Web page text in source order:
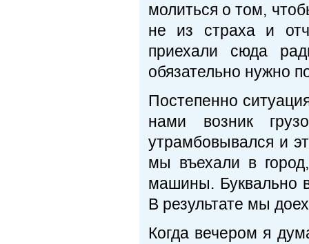
молиться о том,
не из страха и
приехали сюда
обязательно нужно
Постепенно
нами возник
утрамбовывался и
мы въехали в
машины. Буквально
В результате мы
Когда вечером я